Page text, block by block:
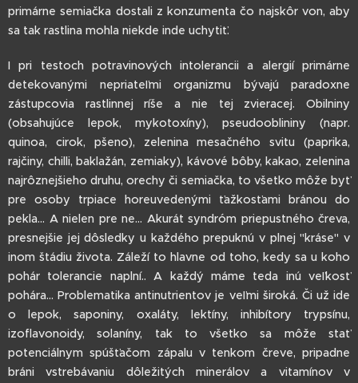
primárne semiačka dostali z konzumenta čo najskôr von, aby
sa tak rastlina mohla niekde inde uchytiť.
I pri testoch potravinových intolerancii a alergií primárne
detekovanými nepriateľmi organizmu bývajú paradoxne
zástupcovia rastlinnej ríše a nie tej zvieracej. Obilniny
(obsahujúce lepok, mykotoxíny), pseudooblininy (napr.
quinoa, cirok, pšeno), zelenina mesačného svitu (paprika,
rajčiny, chilli, baklažán, zemiaky), kávové bôby, kakao, zelenina
najrôznejšieho druhu, orechy či semiačka, to všetko môže byť
pre osoby trpiace horeuvedenými ťažkosťami bránou do
pekla... A nielen pre ne... Akurát syndróm priepustného čreva,
presnejšie jej dôsledky u každého prepuknú v plnej "kráse" v
inom štádiu života. Záleží to hlavne od toho, kedy sa u koho
pohár tolerancie naplní.. A každý máme teda inú veľkosť
pohára... Problematika antinutrientov je veľmi široká. Či už ide
o lepok, saponiny, oxaláty, lektíny, inhibítory trypsínu,
izoflavonoidy, solaníny, tak to všetko sa môže stať
potenciálnym spúšťačom zápalu v tenkom čreve, pripadne
bráni vstrebávaniu dôležitých minerálov a vitamínov v